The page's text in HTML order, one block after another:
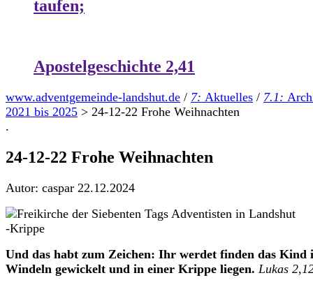
taufen;
Apostelgeschichte 2,41
www.adventgemeinde-landshut.de / 7: Aktuelles / 7.1:
2021 bis 2025 > 24-12-22 Frohe Weihnachten
.
24-12-22 Frohe Weihnachten
Autor: caspar 22.12.2024
Und das habt zum Zeichen: Ihr werdet finden das Kind
Windeln gewickelt und in einer Krippe liegen. Lukas